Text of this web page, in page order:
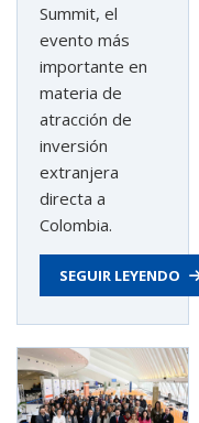
Summit, el
evento más
importante en
materia de
atracción de
inversión
extranjera
directa a
Colombia.
SEGUIR LEYENDO